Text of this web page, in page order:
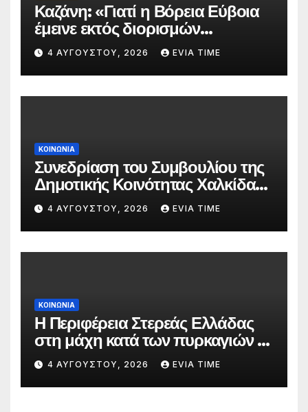
Καζάνη: «Γιατί η Βόρεια Εύβοια
έμεινε εκτός διορισμών
δασκάλων;»
4 ΑΥΓΟΎΣΤΟΥ, 2026 EVIA TIME
ΚΟΙΝΩΝΙΑ
Συνεδρίαση του Συμβουλίου της
Δημοτικής Κοινότητας Χαλκίδας
την 5 Αυγούστου
4 ΑΥΓΟΎΣΤΟΥ, 2026 EVIA TIME
ΚΟΙΝΩΝΙΑ
Η Περιφέρεια Στερεάς Ελλάδας
στη μάχη κατά των πυρκαγιών –
Δράσεις και στήριξη σε πέντε
περιφερειακές ενότητες
4 ΑΥΓΟΎΣΤΟΥ, 2026 EVIA TIME